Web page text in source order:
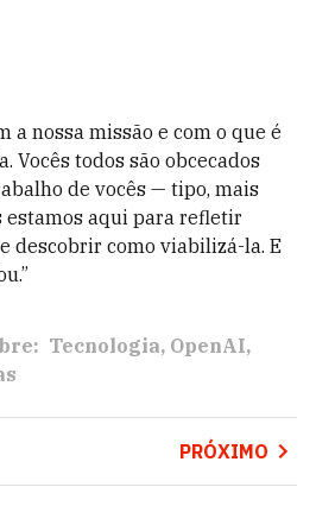
a nossa missão e com o que é
Vocês todos são obcecados
de vocês — tipo, mais
estamos aqui para refletir
descobrir como viabilizá-la. E
Tecnologia OpenAI
PRÓXIMO